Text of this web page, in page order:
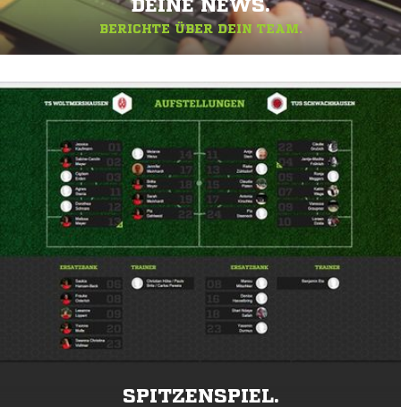
DEINE NEWS.
BERICHTE ÜBER DEIN TEAM.
SPITZENSPIEL.